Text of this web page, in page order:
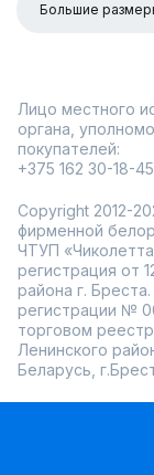
Большие
Лицо местного
органа,
покупателей:
+375 162 30-18-45
Copyright 2012-
фирменной
ЧТУП
регистрация от
района г.
регистрации №
торговом
Ленинского
Беларусь,